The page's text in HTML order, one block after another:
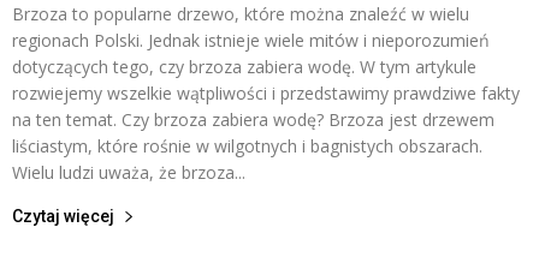
Brzoza to popularne drzewo, które można znaleźć w wielu
regionach Polski. Jednak istnieje wiele mitów i nieporozumień
dotyczących tego, czy brzoza zabiera wodę. W tym artykule
rozwiejemy wszelkie wątpliwości i przedstawimy prawdziwe fakty
na ten temat. Czy brzoza zabiera wodę? Brzoza jest drzewem
liściastym, które rośnie w wilgotnych i bagnistych obszarach.
Wielu ludzi uważa, że brzoza...
Czytaj więcej